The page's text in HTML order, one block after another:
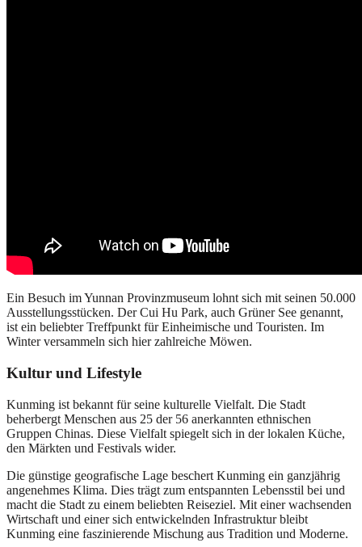
Ein Besuch im Yunnan Provinzmuseum lohnt sich mit seinen 50.000
Ausstellungsstücken. Der Cui Hu Park, auch Grüner See genannt,
ist ein beliebter Treffpunkt für Einheimische und Touristen. Im
Winter versammeln sich hier zahlreiche Möwen.
Kultur und Lifestyle
Kunming ist bekannt für seine kulturelle Vielfalt. Die Stadt
beherbergt Menschen aus 25 der 56 anerkannten ethnischen
Gruppen Chinas. Diese Vielfalt spiegelt sich in der lokalen Küche,
den Märkten und Festivals wider.
Die günstige geografische Lage beschert Kunming ein ganzjährig
angenehmes Klima. Dies trägt zum entspannten Lebensstil bei und
macht die Stadt zu einem beliebten Reiseziel. Mit einer wachsenden
Wirtschaft und einer sich entwickelnden Infrastruktur bleibt
Kunming eine faszinierende Mischung aus Tradition und Moderne.